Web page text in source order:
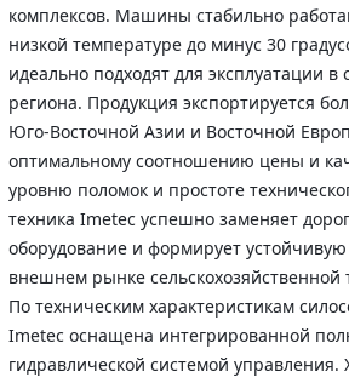
комплексов. Машины стабильно
низкой температуре до минус 30
идеально подходят для эксплуатации в
региона. Продукция экспортируется
Юго-Восточной Азии и Восточной
оптимальному соотношению цены и
уровню поломок и простоте
техника Imetec успешно заменяет
оборудование и формирует
внешнем рынке сельскохозяйственной
По техническим характеристикам
Imetec оснащена интегрированной
гидравлической системой